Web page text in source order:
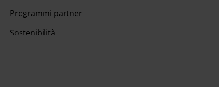
Programmi partner
Sostenibilità